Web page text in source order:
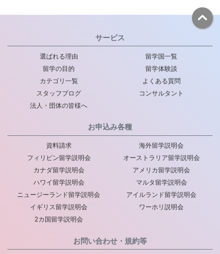
サービス
選ばれる理由
留学国一覧
留学の目的
留学体験談
カテゴリ一覧
よくある質問
スタッフブログ
コンサルタント
法人・団体の皆様へ
お申込み各種
資料請求
海外留学説明会
フィリピン留学説明会
オーストラリア留学説明会
カナダ留学説明会
アメリカ留学説明会
ハワイ留学説明会
マルタ留学説明会
ニュージーランド留学説明会
アイルランド留学説明会
イギリス留学説明会
ワーホリ説明会
2カ国留学説明会
お問い合わせ・規約等